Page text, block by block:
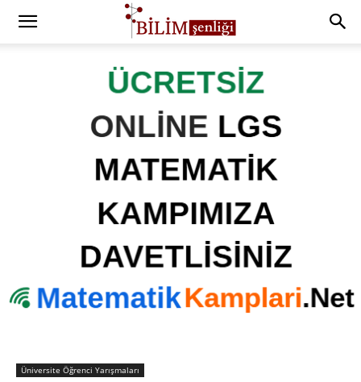
Üniversite Öğrenci Yarışmaları